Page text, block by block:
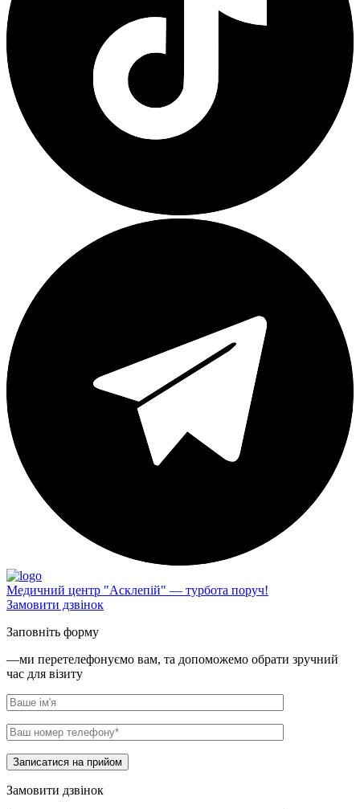
Медичний центр "Асклепій" — турбота поруч!
Замовити дзвінок
Заповніть форму
—ми перетелефонуємо вам, та допоможемо обрати зручний
час для візиту
Записатися на прийом
Замовити дзвінок